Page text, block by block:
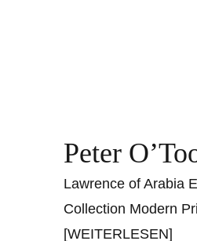
Peter
Lawrence of Arabia
Collection Modern
[WEITERLESEN]